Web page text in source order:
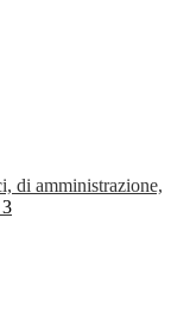
di amministrazione,
3